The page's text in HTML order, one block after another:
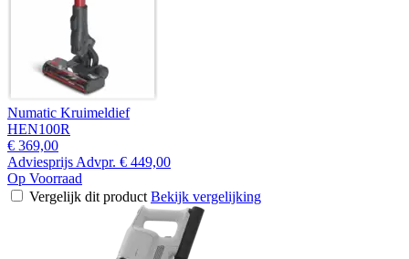
Numatic Kruimeldief
HEN100R
€ 369,00
Adviesprijs Advpr. € 449,00
Op Voorraad
Vergelijk dit product Bekijk vergelijking